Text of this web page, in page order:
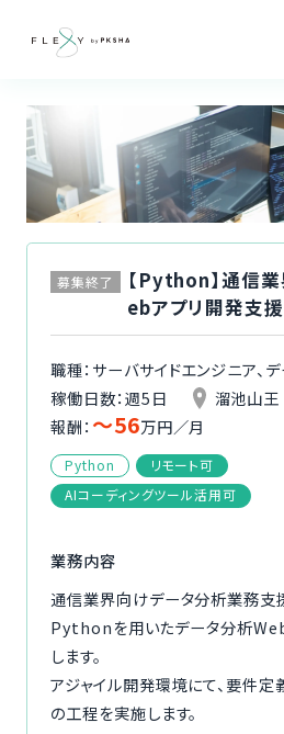
職種から案件を探す
よくある質問
福利厚生
ご利用者様の声
ご利用の流れ
コーディネーター紹介
イベント/マガジン
法人の方
募集終了
【Python】通信
ebアプリ開発支
職種：サーバサイドエンジニア、
稼働日数：週5日
溜池山王
報酬： 〜56万円／月
Python
リモート可
AIコーディングツール活用可
業務内容
通信業界向けデータ分析業務支
Pythonを用いたデータ分析
します。
アジャイル開発環境にて、要件
の工程を実施します。